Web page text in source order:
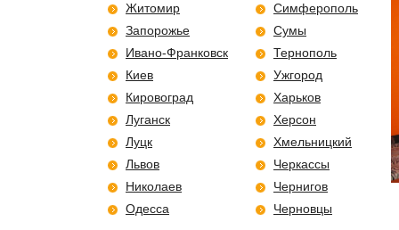
Житомир
Запорожье
Ивано-Франковск
Киев
Кировоград
Луганск
Луцк
Львов
Николаев
Одесса
Симферополь
Сумы
Тернополь
Ужгород
Харьков
Херсон
Хмельницкий
Черкассы
Чернигов
Черновцы